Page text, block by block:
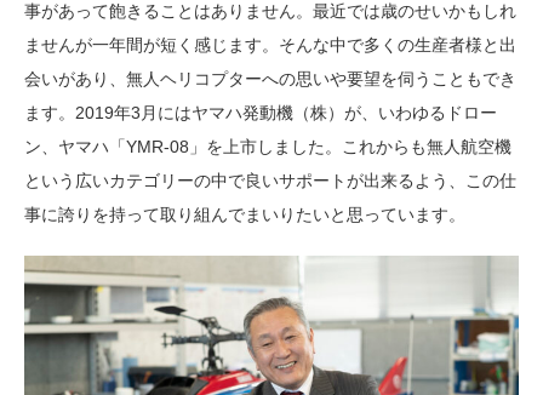
事があって飽きることはありません。最近では歳のせいかもしれ
ませんが一年間が短く感じます。そんな中で多くの生産者様と出
会いがあり、無人ヘリコプターへの思いや要望を伺うこともでき
ます。2019年3月にはヤマハ発動機（株）が、いわゆるドロー
ン、ヤマハ「YMR-08」を上市しました。これからも無人航空機
という広いカテゴリーの中で良いサポートが出来るよう、この仕
事に誇りを持って取り組んでまいりたいと思っています。